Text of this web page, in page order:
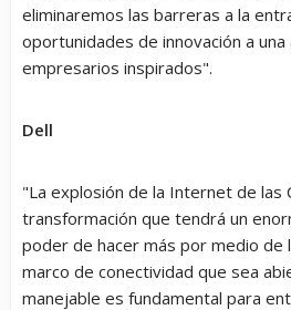
eliminaremos las barreras a la
oportunidades de innovación a una
empresarios inspirados".
Dell
"La explosión de la Internet de las
transformación que tendrá un
poder de hacer más por medio de
marco de conectividad que sea
manejable es fundamental para